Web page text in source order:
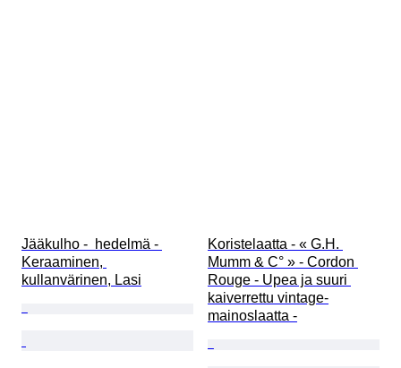
Jääkulho -  hedelmä -
Keraaminen,
kullanvärinen, Lasi
Koristelaatta - « G.H.
Mumm & C° » - Cordon
Rouge - Upea ja suuri
kaiverrettu vintage-
mainoslaatta -